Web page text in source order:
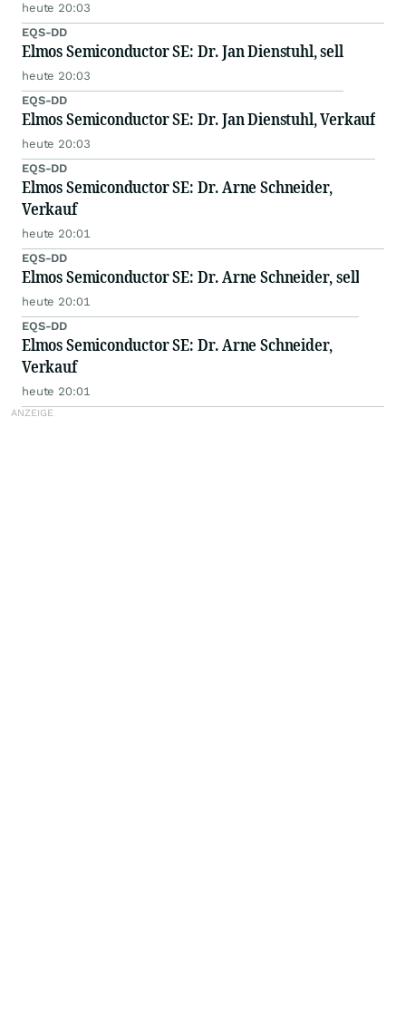
heute 20:03
EQS-DD
Elmos Semiconductor SE: Dr. Jan Dienstuhl, sell
heute 20:03
EQS-DD
Elmos Semiconductor SE: Dr. Jan Dienstuhl, Verkauf
heute 20:03
EQS-DD
Elmos Semiconductor SE: Dr. Arne Schneider,
Verkauf
heute 20:01
EQS-DD
Elmos Semiconductor SE: Dr. Arne Schneider, sell
heute 20:01
EQS-DD
Elmos Semiconductor SE: Dr. Arne Schneider,
Verkauf
heute 20:01